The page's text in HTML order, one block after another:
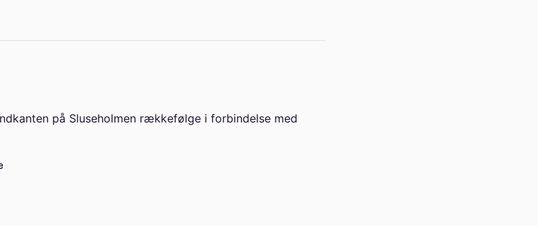
på Sluseholmen rækkefølge i forbindelse med